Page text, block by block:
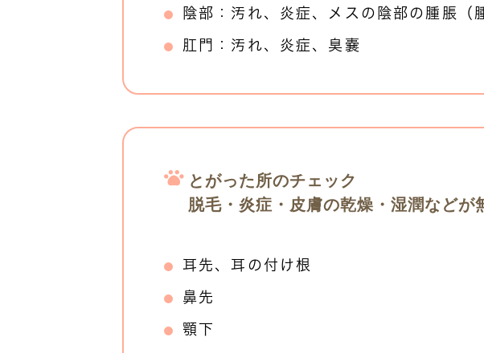
陰部：汚れ、炎症、メスの陰部の腫脹（
肛門：汚れ、炎症、臭嚢
とがった所のチェック
脱毛・炎症・皮膚の乾燥・湿潤などが
耳先、耳の付け根
鼻先
顎下